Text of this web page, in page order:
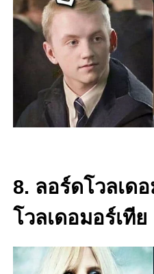
8. ลอร์ดโวลเด
โวลเดอมอร์เทีย